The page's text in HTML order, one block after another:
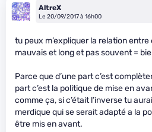
AltreX
Le 20/09/2017 à 16h00
tu peux m’expliquer la relation
mauvais et long et pas souvent =
Parce que d’une part c’est
part c’est la politique de mise en
comme ça, si c’était l’inverse tu
merdique qui se serait adapté a la
être mis en avant.